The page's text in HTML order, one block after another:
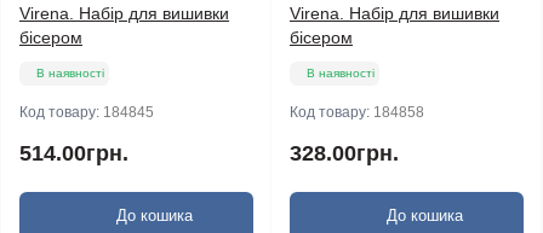
Virena. Набір для вишивки
бісером
В наявності
Код товару: 184845
514.00грн.
До кошика
Virena. Набір для вишивки
бісером
В наявності
Код товару: 184858
328.00грн.
До кошика